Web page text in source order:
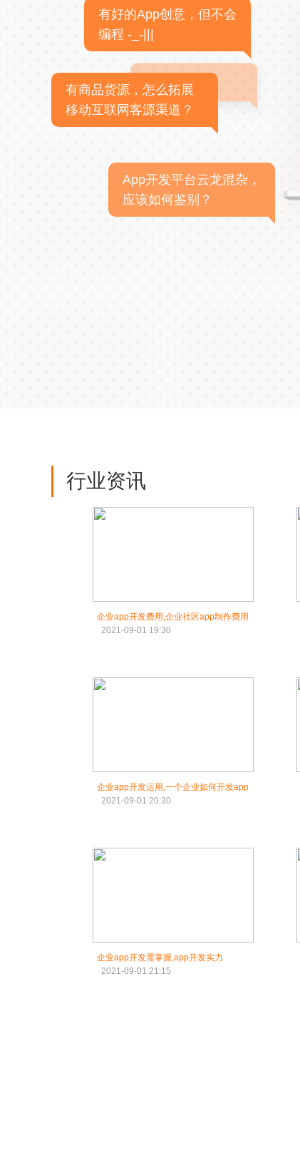
有好的App创意，但不会
编程 -_-|||
有商品货源，怎么拓展
移动互联网客源渠道？
App开发平台云龙混杂，
应该如何鉴别？
行业资讯
企业app开发费用,企业社区app制作费用
2021-09-01 19:30
企业app开发运用,一个企业如何开发app
2021-09-01 20:30
企业app开发需掌握,app开发实力
2021-09-01 21:15